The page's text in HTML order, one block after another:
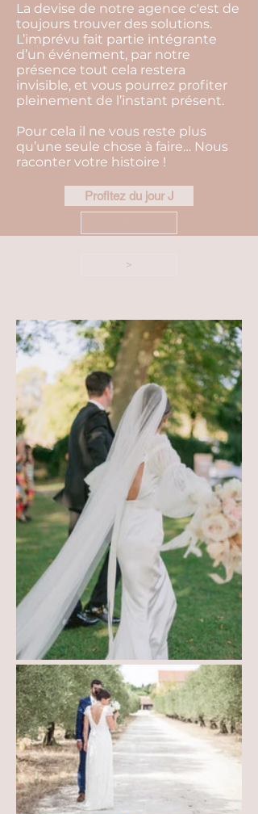
La devise de notre agence c'est de
toujours trouver des solutions.
L’imprévu fait partie intégrante
d’un événement, par notre
présence tout cela restera
invisible, et vous pourrez profiter
pleinement de l’instant présent.
Pour cela il ne vous reste plus
qu’une seule chose à faire… Nous
raconter votre histoire !
Profitez du jour J
>